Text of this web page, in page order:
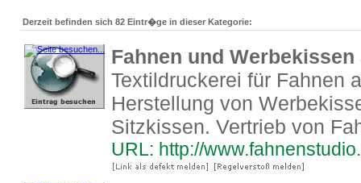
Derzeit befinden sich 82 Eintr�ge in dieser Kategorie:
Fahnen und
Textildruckerei für Fahnen
Herstellung von
Sitzkissen. Vertrieb von
URL: http://